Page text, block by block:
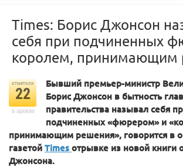
Times: Борис Джонсон
себя при подчиненных
королем, принимающим
отметили
22
в архиве
Бывший премьер-министр
Борис Джонсон в бытность
правительства называл себя
подчиненных «фюрером» и
принимающим решения», говорится в
газетой Times отрывке из новой книги
Джонсона.